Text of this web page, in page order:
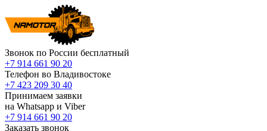
Звонок по России бесплатный
+7 914 661 90 20
Телефон во Владивостоке
+7 423 209 30 40
Принимаем заявки
на Whatsapp и Viber
+7 914 661 90 20
Заказать звонок